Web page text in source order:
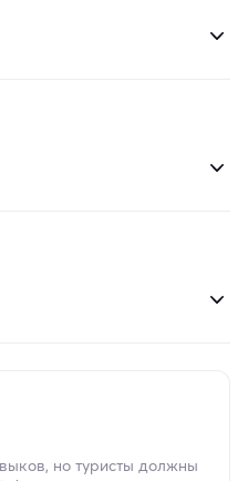
но туристы должны